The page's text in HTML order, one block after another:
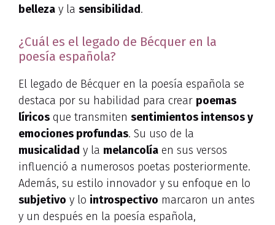
belleza y la sensibilidad.
¿Cuál es el legado de Bécquer en la
poesía española?
El legado de Bécquer en la poesía española se
destaca por su habilidad para crear poemas
líricos que transmiten sentimientos intensos y
emociones profundas. Su uso de la
musicalidad y la melancolía en sus versos
influenció a numerosos poetas posteriormente.
Además, su estilo innovador y su enfoque en lo
subjetivo y lo introspectivo marcaron un antes
y un después en la poesía española,